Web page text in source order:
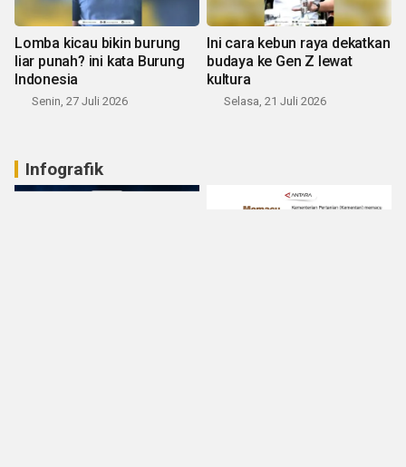
Lomba kicau bikin burung
liar punah? ini kata Burung
Indonesia
Senin, 27 Juli 2026
Ini cara kebun raya dekatkan
budaya ke Gen Z lewat
kultura
Selasa, 21 Juli 2026
Infografik